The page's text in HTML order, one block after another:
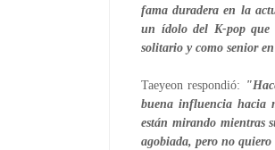
fama duradera en la
un ídolo del K-pop que
solitario y como senior
Taeyeon respondió:
buena influencia hacia
están mirando mientras
agobiada, pero no